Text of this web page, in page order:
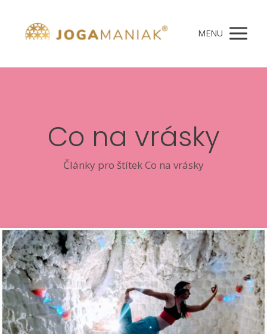
MENU
Co na vrásky
Články pro štítek Co na vrásky